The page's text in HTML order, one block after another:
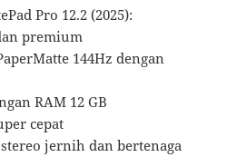
Pro 12.2 (2025):
premium
144Hz dengan
RAM 12 GB
cepat
jernih dan bertenaga